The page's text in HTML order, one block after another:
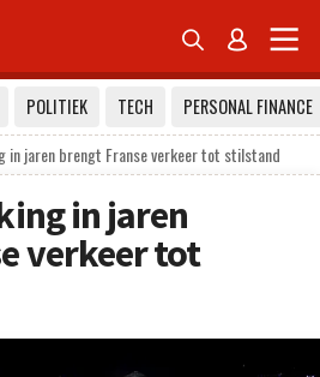
 
POLITIEK TECH
PERSONAL FINANCE
in jaren brengt Franse verkeer tot stilstand
in jaren
verkeer tot